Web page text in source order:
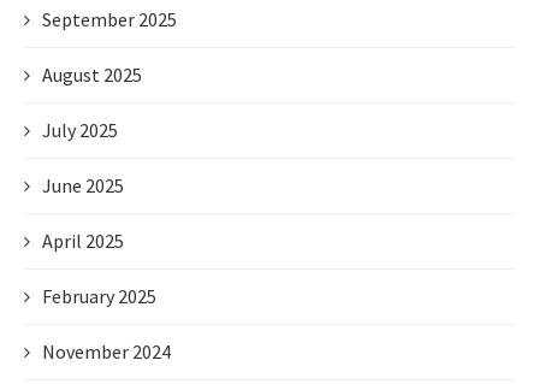
September 2025
August 2025
July 2025
June 2025
April 2025
February 2025
November 2024